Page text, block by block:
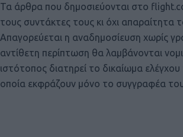
Τα άρθρα που δημοσιεύονται στο
τους συντάκτες τους κι όχι απαραίτητα
Απαγορεύεται η αναδημοσίευση χωρίς
αντίθετη περίπτωση θα λαμβάνονται
ιστότοπος διατηρεί το δικαίωμα
οποία εκφράζουν μόνο το συγγραφέα